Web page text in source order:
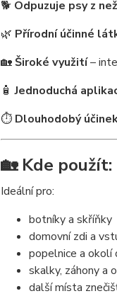
🐕 Odpuzuje psy z
🌿 Přírodní účinné
🏡 Široké využití–
🧴Jednoduchá
⏱️ Dlouhodobý
🏡 Kde použít:
Ideální pro:
botníky a skříňky
domovní zdi a
popelnice a okolí
skalky, záhony a
další místa